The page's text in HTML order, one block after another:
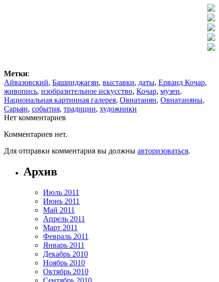
Метки:
Айвазовский, Башинджагян, выставки, даты, Ерванд Кочар,
живопись, изобразительное искусство, Кочар, музеи,
Национальная картинная галерея, Овнатанян, Овнатаняны,
Сарьян, события, традиции, художники
Нет комментариев
Комментариев нет.
Для отправки комментария вы должны авторизоваться.
Архив
Июль 2011
Июнь 2011
Май 2011
Апрель 2011
Март 2011
Февраль 2011
Январь 2011
Декабрь 2010
Ноябрь 2010
Октябрь 2010
Сентябрь 2010